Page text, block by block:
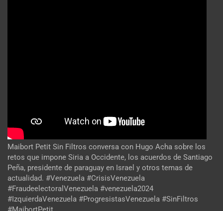
Maibort Petit Sin Filtros conversa con Hugo Acha sobre los
retos que impone Siria a Occidente, los acuerdos de Santiago
Peña, presidente de paraguay en Israel y otros temas de
actualidad. #Venezuela #CrisisVenezuela
#FraudeelectoralVenezuela #venezuela2024
#IzquierdaVenezuela #ProgresistasVenezuela #SinFiltros